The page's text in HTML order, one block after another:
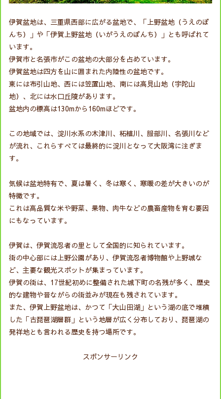
伊賀盆地は、三重県西部に広がる盆地で、「上野盆地（うえのぼ
んち）」や「伊賀上野盆地（いがうえのぼんち）」とも呼ばれて
います。
伊賀市と名張市がこの盆地の大部分を占めています。
伊賀盆地は四方を山に囲まれた内陸性の盆地です。
東には布引山地、西には笠置山地、南には高見山地（宇陀山
地）、北には水口丘陵があります。
盆地内の標高は130mから160mほどです。
この地域では、淀川水系の木津川、柘植川、服部川、名張川など
が流れ、これらすべては最終的に淀川となって大阪湾に注ぎま
す。
気候は盆地特有で、夏は暑く、冬は寒く、寒暖の差が大きいのが
特徴です。
これは高品質な米や野菜、果物、肉牛などの農畜産物を育む要因
にもなっています。
伊賀は、伊賀流忍者の里として全国的に知られています。
街の中心部には上野公園があり、伊賀流忍者博物館や上野城な
ど、主要な観光スポットが集まっています。
伊賀の街は、17世紀初めに整備された城下町の名残が多く、歴史
的な建物や昔ながらの街並みが現在も残されています。
また、伊賀上野盆地は、かつて「大山田湖」という湖の底で堆積
した「古琵琶湖層群」という地層が広く分布しており、琵琶湖の
発祥地とも言われる歴史を持つ場所です。
スポンサーリンク